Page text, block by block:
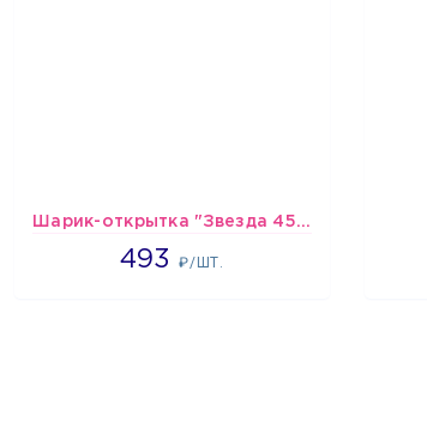
Шарик-открытка "Звезда 45 см" №1
493₽/ШТ.
493